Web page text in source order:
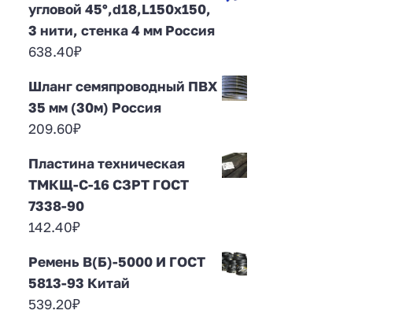
угловой 45°,d18,L150x150,
3 нити, стенка 4 мм Россия
638.40₽
Шланг семяпроводный ПВХ
35 мм (30м) Россия
209.60₽
Пластина техническая
ТМКЩ-С-16 СЗРТ ГОСТ
7338-90
142.40₽
Ремень В(Б)-5000 И ГОСТ
5813-93 Китай
539.20₽